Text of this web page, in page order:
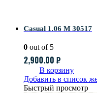
Casual 1.06 M 30517
0 out of 5
2,900.00 ₽
В корзину
Добавить в список
Быстрый просмотр